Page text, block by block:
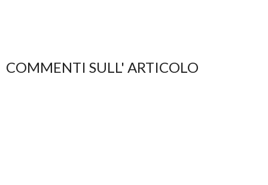
COMMENTI SULL' ARTICOLO